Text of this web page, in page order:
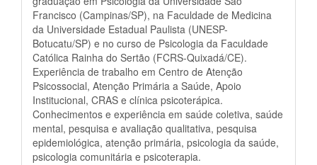
Francisco (Campinas/SP), na Faculdade de Medicina
da Universidade Estadual Paulista (UNESP-
Botucatu/SP) e no curso de Psicologia da Faculdade
Católica Rainha do Sertão (FCRS-Quixadá/CE).
Experiência de trabalho em Centro de Atenção
Psicossocial, Atenção Primária a Saúde, Apoio
Institucional, CRAS e clínica psicoterápica.
Conhecimentos e experiência em saúde coletiva, saúde
mental, pesquisa e avaliação qualitativa, pesquisa
epidemiológica, atenção primária, psicologia da saúde,
psicologia comunitária e psicoterapia.